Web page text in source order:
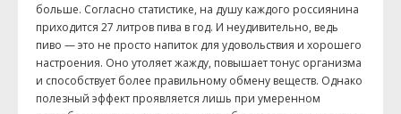
больше. Согласно статистике, на душу каждого россиянина
приходится 27 литров пива в год. И неудивительно, ведь
пиво — это не просто напиток для удовольствия и хорошего
настроения. Оно утоляет жажду, повышает тонус организма
и способствует более правильному обмену веществ. Однако
полезный эффект проявляется лишь при умеренном